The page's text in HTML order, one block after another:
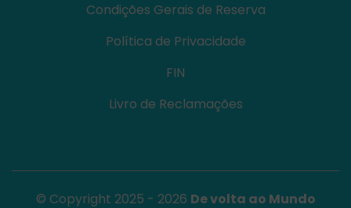
Condições Gerais de Reserva
Política de Privacidade
FIN
Livro de Reclamações
© Copyright 2025 - 2026 De volta ao Mundo